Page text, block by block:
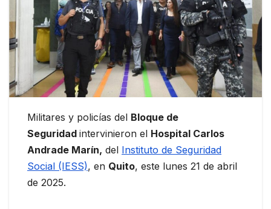
Militares y policías del Bloque de
Seguridad intervinieron el Hospital Carlos
Andrade Marín, del Instituto de Seguridad
Social (IESS), en Quito, este lunes 21 de abril
de 2025.